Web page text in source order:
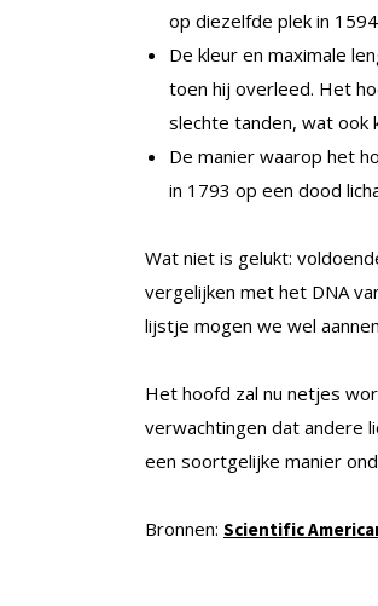
op diezelfde plek in
De kleur en maximale
toen hij overleed. Het
slechte tanden, wat ook
De manier waarop het
in 1793 op een dood
Wat niet is gelukt:
vergelijken met het DNA
lijstje mogen we wel
Het hoofd zal nu netjes
verwachtingen dat andere
een soortgelijke manier
Bronnen: Scientific